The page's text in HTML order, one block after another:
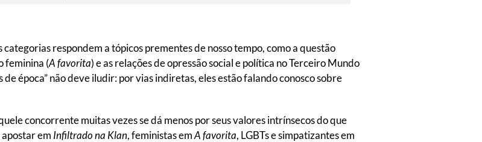
respondem a tópicos prementes de nosso tempo, como a questão
feminina (A favorita) e as relações de opressão social e política no Terceiro Mundo
época” não deve iludir: por vias indiretas, eles estão falando conosco sobre
concorrente muitas vezes se dá menos por seus valores intrínsecos do que
em Infiltrado na Klan, feministas emA favorita, LGBTs e simpatizantes em